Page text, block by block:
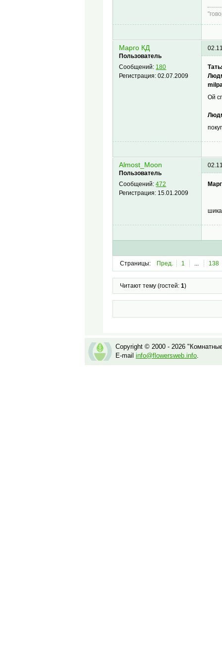
Марго КД
Пользователь
Сообщений: 180
Регистрация:02.07.2009
Ой
Almost_Moon
Пользователь
Сообщений:472
Регистрация: 15.01.2009
Страницы: Пред. 1 ... 138
Читают тему (гостей: 1)
Copyright © 2000 - 2026
E-mail info@flowersweb.info.